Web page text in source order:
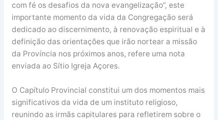
com fé os desafios da nova evangelização”, este
importante momento da vida da Congregação será
dedicado ao discernimento, à renovação espiritual e à
definição das orientações que irão nortear a missão
da Província nos próximos anos, refere uma nota
enviada ao Sítio Igreja Açores.
O Capítulo Provincial constitui um dos momentos mais
significativos da vida de um instituto religioso,
reunindo as irmãs capitulares para refletirem sobre o